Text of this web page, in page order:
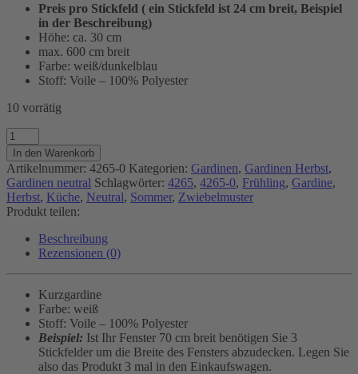
Preis pro Stickfeld ( ein Stickfeld ist 24 cm breit, Beispiel
in der Beschreibung)
Höhe: ca. 30 cm
max. 600 cm breit
Farbe: weiß/dunkelblau
Stoff: Voile – 100% Polyester
10 vorrätig
Gardine
-
Zwiebelmuster
Menge
In den Warenkorb
Artikelnummer: 4265-0 Kategorien: Gardinen, Gardinen Herbst,
Gardinen neutral Schlagwörter: 4265, 4265-0, Frühling, Gardine,
Herbst, Küche, Neutral, Sommer, Zwiebelmuster
Produkt teilen:
Beschreibung
Rezensionen (0)
Kurzgardine
Farbe: weiß
Stoff: Voile – 100% Polyester
Beispiel: Ist Ihr Fenster 70 cm breit benötigen Sie 3
Stickfelder um die Breite des Fensters abzudecken. Legen Sie
also das Produkt 3 mal in den Einkaufswagen.